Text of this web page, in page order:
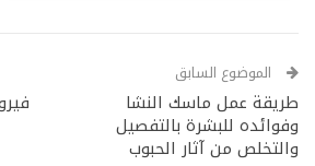
الموضوع السابق
طريقة عمل ماسك النشا
وفوائده للبشرة بالتفصيل
والتخلص من آثار الحبوب